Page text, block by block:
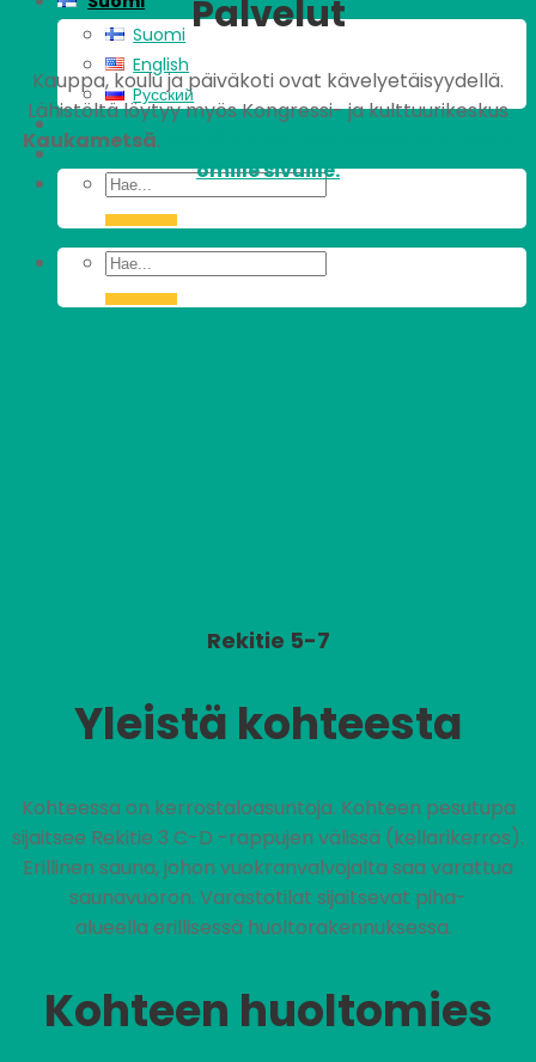
Suomi
English
Pусский
Palvelut
Kauppa, koulu ja päiväkoti ovat kävelyetäisyydellä.
Lähistöltä löytyy myös Kongressi- ja kulttuurikeskus
Kaukametsä.
omille sivuille.
Rekitie 5-7
Yleistä kohteesta
Kohteessa on kerrostaloasuntoja. Kohteen pesutupa
sijaitsee Rekitie 3 C-D -rappujen välissä (kellarikerros).
Erillinen sauna, johon vuokranvalvojalta saa varattua
saunavuoron. Varastotilat sijaitsevat piha-
alueella erillisessä huoltorakennuksessa.
Kohteen huoltomies